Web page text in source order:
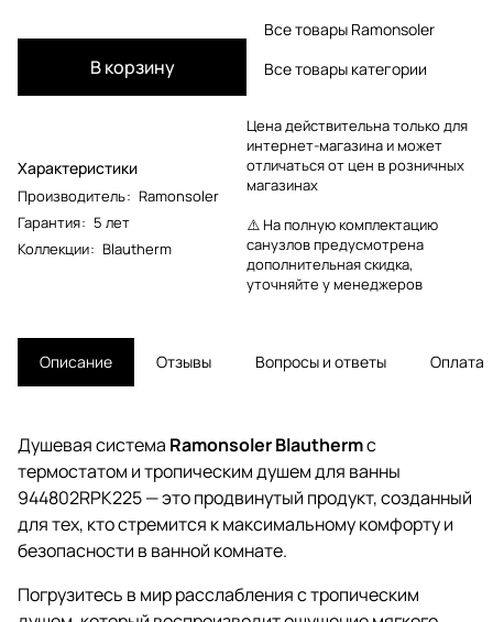
В корзину
Характеристики
Производитель: Ramonsoler
Гарантия: 5 лет
Коллекции: Blautherm
Все товары Ramonsoler
Все товары категории
Цена действительна только для
интернет-магазина и может
отличаться от цен в розничных
магазинах
⚠️ На полную комплектацию
санузлов предусмотрена
дополнительная скидка,
уточняйте у менеджеров
Описание Отзывы Вопросы и ответы Оплата
Душевая система Ramonsoler Blauthermс
термостатом и тропическим душем для ванны
944802RPK225 — это продвинутый продукт, созданный
для тех, кто стремится к максимальному комфорту и
безопасности в ванной комнате.
Погрузитесь в мир расслабления с тропическим